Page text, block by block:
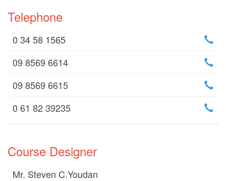
Telephone
0 34 58 1565
09 8569 6614
09 8569 6615
0 61 82 39235
Course Designer
Mr. Steven C.Youdan